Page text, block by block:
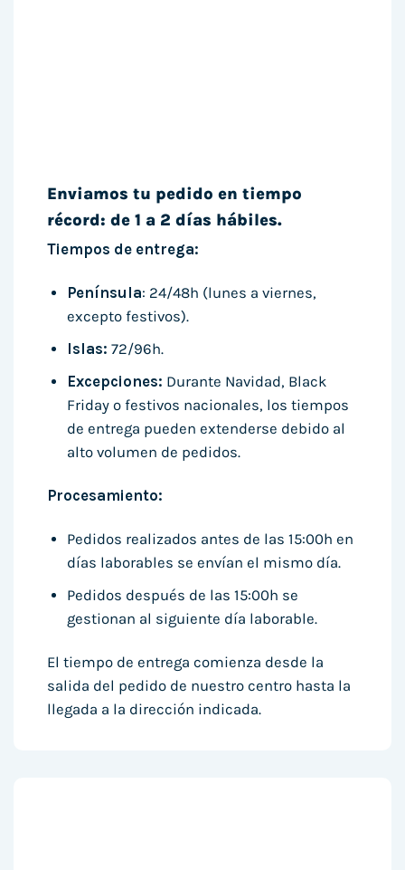
Enviamos tu pedido en tiempo
récord: de 1 a 2 días hábiles.
Tiempos de entrega:
Península: 24/48h (lunes a viernes,
excepto festivos).
Islas: 72/96h.
Excepciones: Durante Navidad, Black
Friday o festivos nacionales, los tiempos
de entrega pueden extenderse debido al
alto volumen de pedidos.
Procesamiento:
Pedidos realizados antes de las 15:00h en
días laborables se envían el mismo día.
Pedidos después de las 15:00h se
gestionan al siguiente día laborable.
El tiempo de entrega comienza desde la
salida del pedido de nuestro centro hasta la
llegada a la dirección indicada.